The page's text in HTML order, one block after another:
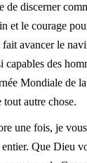
discerner
et le courage
avancer le
capables des
Mondiale de
autre chose.
une fois, je
Que Dieu